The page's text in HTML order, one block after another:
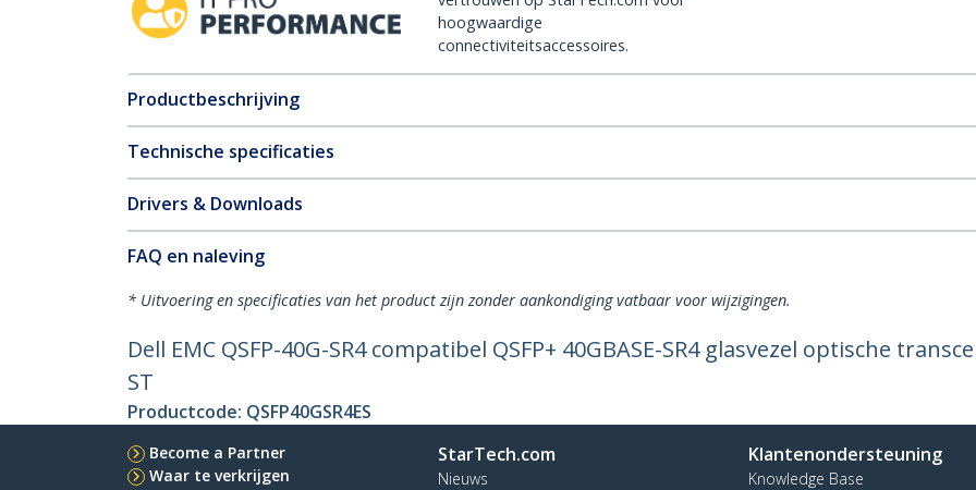
hoogwaardige
connectiviteitsaccessoires.
Productbeschrijving
Technische specificaties
Drivers & Downloads
FAQ en naleving
* Uitvoering en specificaties van het product zijn zonder aankondiging vatbaar voor wijzigingen.
Dell EMC QSFP-40G-SR4 compatibel QSFP+ 40GBASE-SR4 glasvezel optische
ST
Productcode: QSFP40GSR4ES
Become a Partner
Waar te verkrijgen
StarTech.com
Nieuws
Klantenondersteuning
Knowledge Base